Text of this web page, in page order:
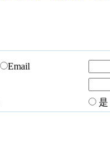
Email
是